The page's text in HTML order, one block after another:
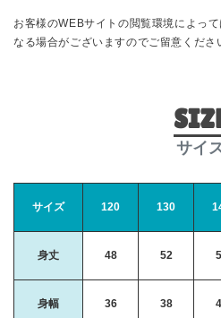
お客様のWEBサイトの閲覧環境によっ
なる場合がございますのでご留意くださ
サイ
サイズ 120 130
身丈 48 52
身幅 36 38